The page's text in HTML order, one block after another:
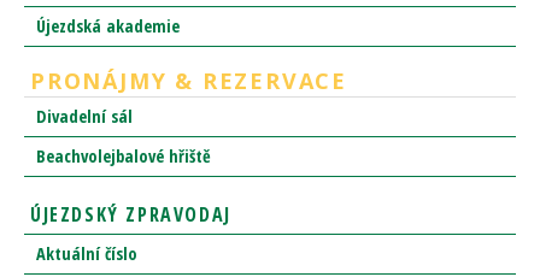
Újezdská akademie
PRONÁJMY & REZERVACE
Divadelní sál
Beachvolejbalové hřiště
ÚJEZDSKÝ ZPRAVODAJ
Aktuální číslo